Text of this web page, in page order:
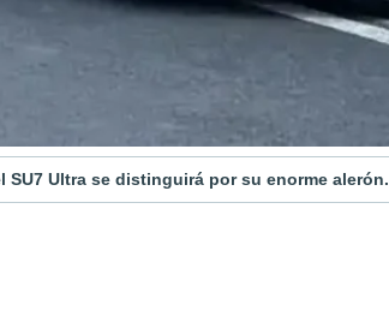
SU7 Ultra se distinguirá por su enorme alerón.